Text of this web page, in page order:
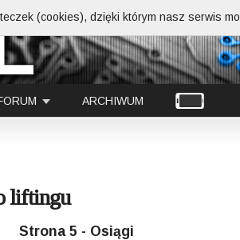
ARCHIWUM
liftingu
Strona 5 - Osiągi
(cookies), dzięki którym nasz serwis